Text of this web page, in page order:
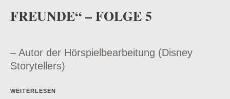
FREUNDE“ – FOLGE 5
– Autor der Hörspielbearbeitung (Disney
Storytellers)
WEITERLESEN